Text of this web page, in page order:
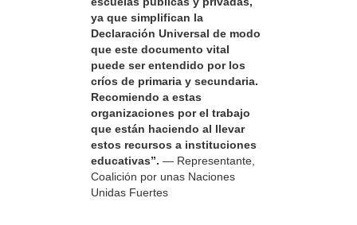
ya que simplifican la
Declaración Universal de modo
que este documento vital
puede ser entendido por los
críos de primaria y secundaria.
Recomiendo a estas
organizaciones por el trabajo
que están haciendo al llevar
estos recursos a instituciones
educativas”. — Representante,
Coalición por unas Naciones
Unidas Fuertes